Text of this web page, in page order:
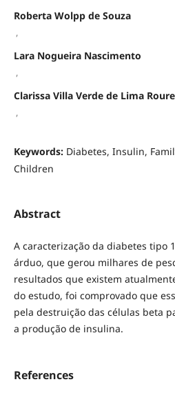
Roberta Wolpp de Souza
,
Lara Nogueira Nascimento
,
Clarissa Villa Verde de Lima Roure
,
Keywords: Diabetes, Insulin,
Children
Abstract
A caracterização da diabetes tipo
árduo, que gerou milhares de
resultados que existem
do estudo, foi comprovado que
pela destruição das células beta
a produção de insulina.
References